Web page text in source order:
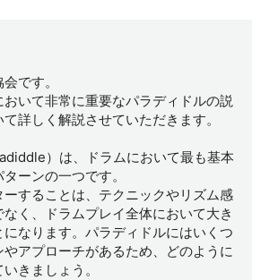
です。
いて非常に重要なパラディドルの説
詳しく解説させていただきます。
）は、ドラムにおいて最も基本
ーンの一つです。
ーすることは、テクニックやリズム感
く、ドラムプレイ全体において大き
なります。パラディドルにはいくつ
アプローチがあるため、どのように
きましょう。